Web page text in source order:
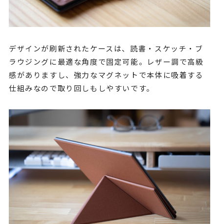
デザインが刷新されたケースは、読書・スケッチ・ブ
ラウジングに最適な角度で固定可能。レザー調で高級
感がありますし、強力なマグネットで本体に吸着する
仕組みなので取り回しもしやすいです。